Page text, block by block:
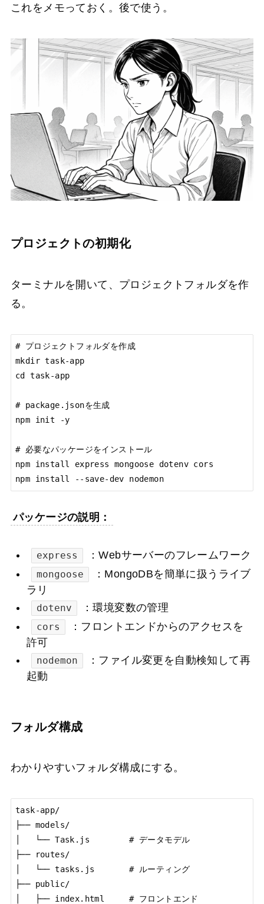
これをメモっておく。後で使う。
プロジェクトの初期化
ターミナルを開いて、プロジェクトフォルダを作
る。
# プロジェクトフォルダを作成
mkdir task-app
cd task-app
# package.jsonを生成
npm init -y
# 必要なパッケージをインストール
npm install express mongoose dotenv cors
npm install --save-dev nodemon
パッケージの説明：
express ：Webサーバーのフレームワーク
mongoose
：MongoDBを簡単に扱うライブ
ラリ
dotenv ：環境変数の管理
cors
：フロントエンドからのアクセスを
許可
nodemon
：ファイル変更を自動検知して再
起動
フォルダ構成
わかりやすいフォルダ構成にする。
task-app/
├── models/
│   └── Task.js        # データモデル
├── routes/
│   └── tasks.js       # ルーティング
├── public/
│   ├── index.html     # フロントエンド